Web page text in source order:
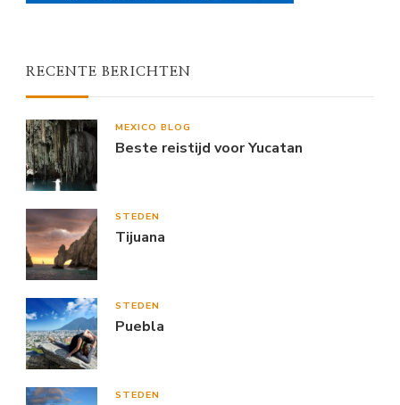
RECENTE BERICHTEN
MEXICO BLOG
Beste reistijd voor Yucatan
STEDEN
Tijuana
STEDEN
Puebla
STEDEN